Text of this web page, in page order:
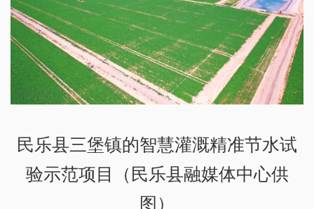
民乐县三堡镇的智慧灌溉精准节水试
验示范项目（民乐县融媒体中心供
图）